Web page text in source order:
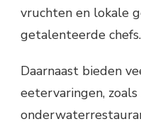
vruchten en lokale
getalenteerde chefs.
Daarnaast bieden
eetervaringen,